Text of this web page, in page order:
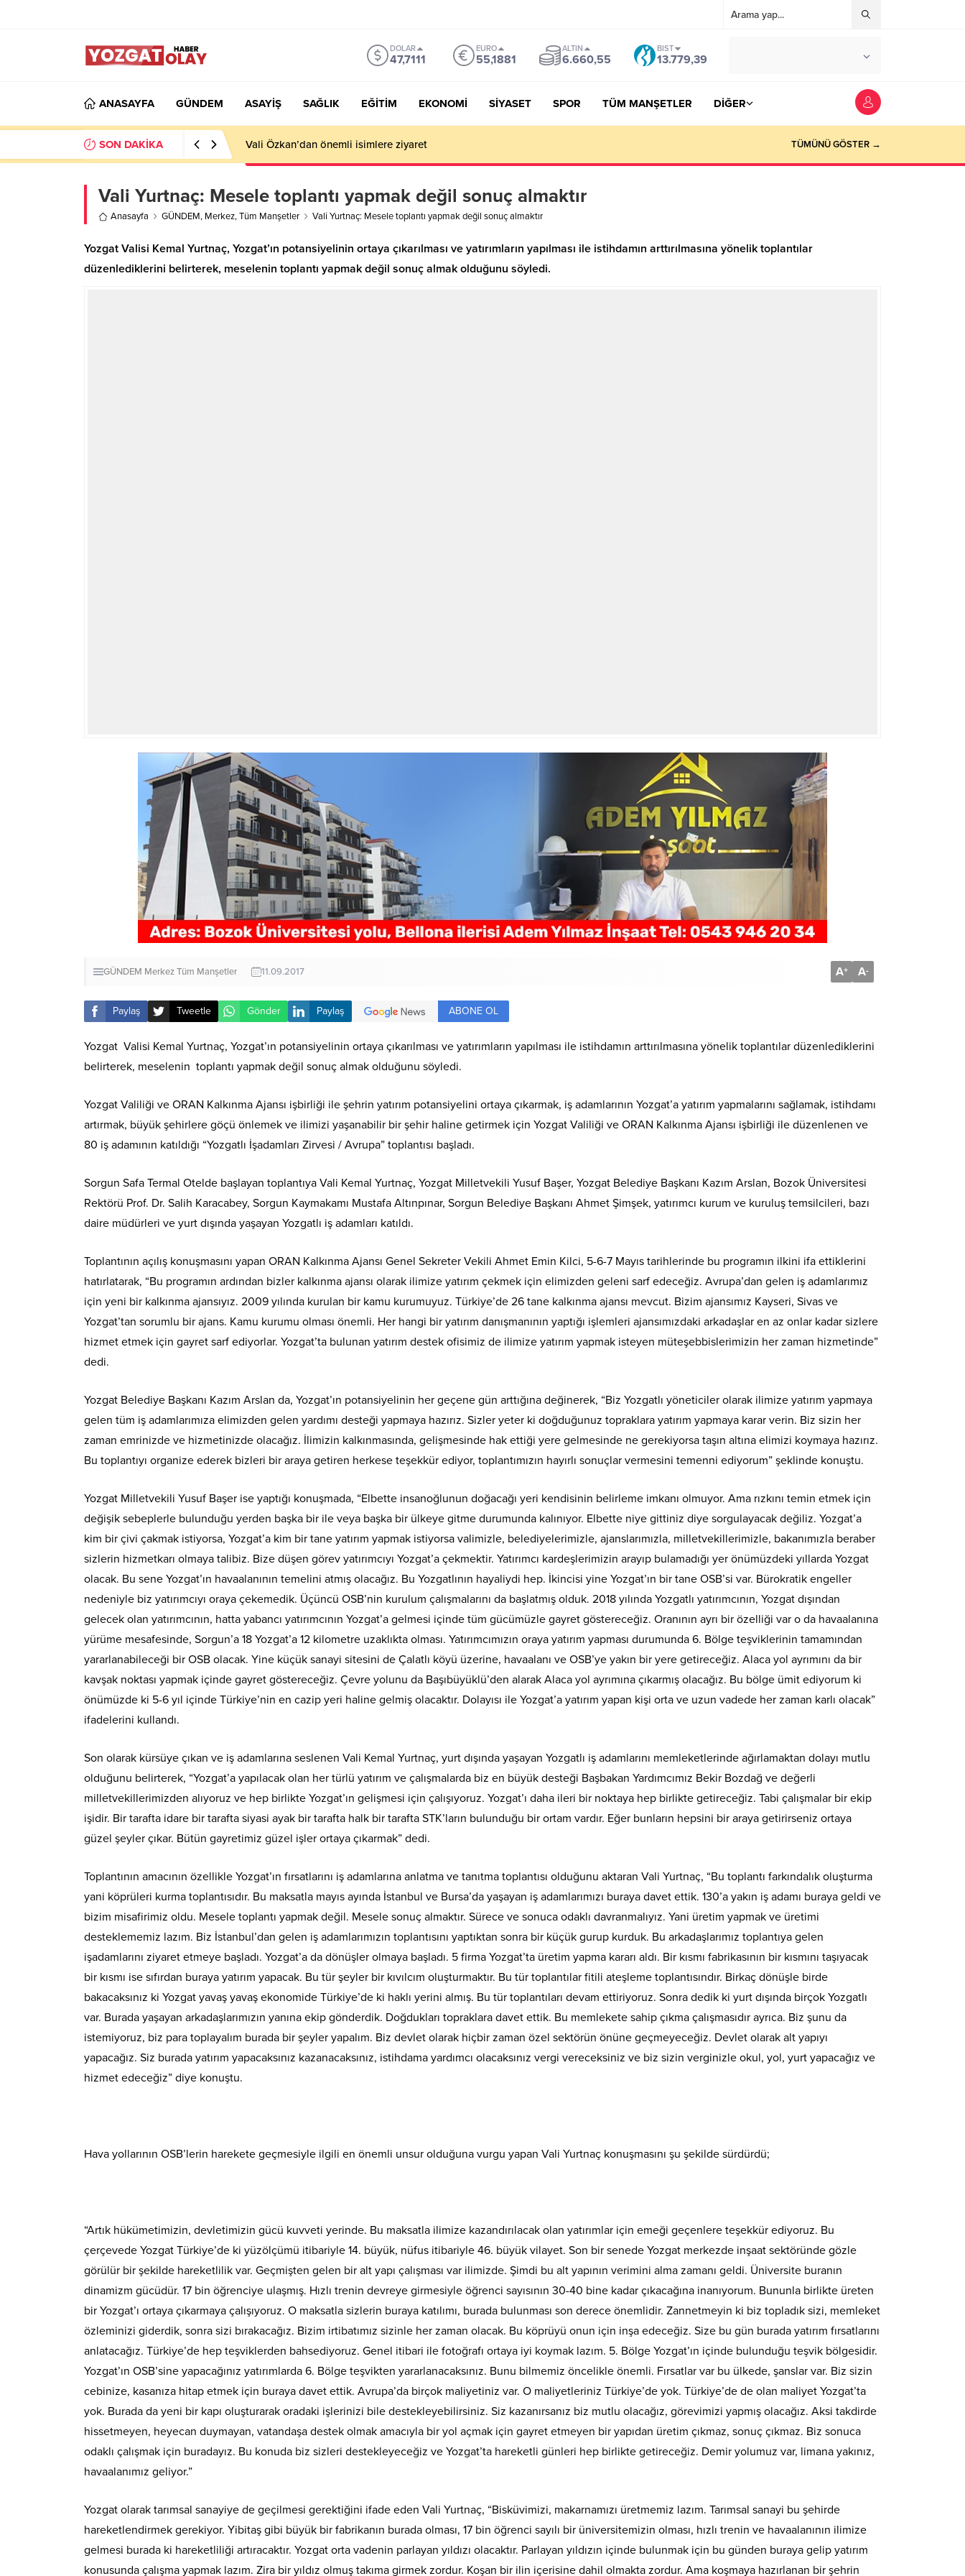
DOLAR
47,7111
EURO
55,1881
ALTIN
6.660,55
BIST
13.779,39
ANASAYFA GÜNDEM ASAYİŞ SAĞLIK EĞİTİM EKONOMİ SİYASET SPOR TÜM MANŞETLER DİĞER
SON DAKİKA Vali Özkan’dan önemli isimlere ziyaret TÜMÜNÜ GÖSTER →
Vali Yurtnaç: Mesele toplantı yapmak değil sonuç almaktır
Anasayfa GÜNDEM, Merkez,Tüm Manşetler Vali Yurtnaç: Mesele toplantı yapmak değil sonuç almaktır
Yozgat Valisi Kemal Yurtnaç, Yozgat’ın potansiyelinin ortaya çıkarılması ve yatırımların yapılması ile istihdamın arttırılmasına yönelik toplantılar
düzenlediklerini belirterek, meselenin toplantı yapmak değil sonuç almak olduğunu söyledi.
GÜNDEM MerkezTüm Manşetler 11.09.2017 A+ A-
Paylaş Tweetle Gönder Paylaş ABONE OL
Yozgat Valisi Kemal Yurtnaç, Yozgat’ın potansiyelinin ortaya çıkarılması ve yatırımların yapılması ile istihdamın arttırılmasına yönelik toplantılar düzenlediklerini
belirterek, meselenin toplantı yapmak değil sonuç almak olduğunu söyledi.
Yozgat Valiliği ve ORAN Kalkınma Ajansı işbirliği ile şehrin yatırım potansiyelini ortaya çıkarmak, iş adamlarının Yozgat’a yatırım yapmalarını sağlamak, istihdamı
artırmak, büyük şehirlere göçü önlemek ve ilimizi yaşanabilir bir şehir haline getirmek için Yozgat Valiliği ve ORAN Kalkınma Ajansı işbirliği ile düzenlenen ve
80 iş adamının katıldığı “Yozgatlı İşadamları Zirvesi / Avrupa” toplantısı başladı.
Sorgun Safa Termal Otelde başlayan toplantıya Vali Kemal Yurtnaç, Yozgat Milletvekili Yusuf Başer, Yozgat Belediye Başkanı Kazım Arslan, Bozok Üniversitesi
Rektörü Prof. Dr. Salih Karacabey, Sorgun Kaymakamı Mustafa Altınpınar, Sorgun Belediye Başkanı Ahmet Şimşek, yatırımcı kurum ve kuruluş temsilcileri, bazı
daire müdürleri ve yurt dışında yaşayan Yozgatlı iş adamları katıldı.
Toplantının açılış konuşmasını yapan ORAN Kalkınma Ajansı Genel Sekreter Vekili Ahmet Emin Kilci, 5-6-7 Mayıs tarihlerinde bu programın ilkini ifa ettiklerini
hatırlatarak, “Bu programın ardından bizler kalkınma ajansı olarak ilimize yatırım çekmek için elimizden geleni sarf edeceğiz. Avrupa’dan gelen iş adamlarımız
için yeni bir kalkınma ajansıyız. 2009 yılında kurulan bir kamu kurumuyuz. Türkiye’de 26 tane kalkınma ajansı mevcut. Bizim ajansımız Kayseri, Sivas ve
Yozgat’tan sorumlu bir ajans. Kamu kurumu olması önemli. Her hangi bir yatırım danışmanının yaptığı işlemleri ajansımızdaki arkadaşlar en az onlar kadar sizlere
hizmet etmek için gayret sarf ediyorlar. Yozgat’ta bulunan yatırım destek ofisimiz de ilimize yatırım yapmak isteyen müteşebbislerimizin her zaman hizmetinde”
dedi.
Yozgat Belediye Başkanı Kazım Arslan da, Yozgat’ın potansiyelinin her geçene gün arttığına değinerek, “Biz Yozgatlı yöneticiler olarak ilimize yatırım yapmaya
gelen tüm iş adamlarımıza elimizden gelen yardımı desteği yapmaya hazırız. Sizler yeter ki doğduğunuz topraklara yatırım yapmaya karar verin. Biz sizin her
zaman emrinizde ve hizmetinizde olacağız. İlimizin kalkınmasında, gelişmesinde hak ettiği yere gelmesinde ne gerekiyorsa taşın altına elimizi koymaya hazırız.
Bu toplantıyı organize ederek bizleri bir araya getiren herkese teşekkür ediyor, toplantımızın hayırlı sonuçlar vermesini temenni ediyorum” şeklinde konuştu.
Yozgat Milletvekili Yusuf Başer ise yaptığı konuşmada, “Elbette insanoğlunun doğacağı yeri kendisinin belirleme imkanı olmuyor. Ama rızkını temin etmek için
değişik sebeplerle bulunduğu yerden başka bir ile veya başka bir ülkeye gitme durumunda kalınıyor. Elbette niye gittiniz diye sorgulayacak değiliz. Yozgat’a
kim bir çivi çakmak istiyorsa, Yozgat’a kim bir tane yatırım yapmak istiyorsa valimizle, belediyelerimizle, ajanslarımızla, milletvekillerimizle, bakanımızla beraber
sizlerin hizmetkarı olmaya talibiz. Bize düşen görev yatırımcıyı Yozgat’a çekmektir. Yatırımcı kardeşlerimizin arayıp bulamadığı yer önümüzdeki yıllarda Yozgat
olacak. Bu sene Yozgat’ın havaalanının temelini atmış olacağız. Bu Yozgatlının hayaliydi hep. İkincisi yine Yozgat’ın bir tane OSB’si var. Bürokratik engeller
nedeniyle biz yatırımcıyı oraya çekemedik. Üçüncü OSB’nin kurulum çalışmalarını da başlatmış olduk. 2018 yılında Yozgatlı yatırımcının, Yozgat dışından
gelecek olan yatırımcının, hatta yabancı yatırımcının Yozgat’a gelmesi içinde tüm gücümüzle gayret göstereceğiz. Oranının ayrı bir özelliği var o da havaalanına
yürüme mesafesinde, Sorgun’a 18 Yozgat’a 12 kilometre uzaklıkta olması. Yatırımcımızın oraya yatırım yapması durumunda 6. Bölge teşviklerinin tamamından
yararlanabileceği bir OSB olacak. Yine küçük sanayi sitesini de Çalatlı köyü üzerine, havaalanı ve OSB’ye yakın bir yere getireceğiz. Alaca yol ayrımını da bir
kavşak noktası yapmak içinde gayret göstereceğiz. Çevre yolunu da Başıbüyüklü’den alarak Alaca yol ayrımına çıkarmış olacağız. Bu bölge ümit ediyorum ki
önümüzde ki 5-6 yıl içinde Türkiye’nin en cazip yeri haline gelmiş olacaktır. Dolayısı ile Yozgat’a yatırım yapan kişi orta ve uzun vadede her zaman karlı olacak”
ifadelerini kullandı.
Son olarak kürsüye çıkan ve iş adamlarına seslenen Vali Kemal Yurtnaç, yurt dışında yaşayan Yozgatlı iş adamlarını memleketlerinde ağırlamaktan dolayı mutlu
olduğunu belirterek, “Yozgat’a yapılacak olan her türlü yatırım ve çalışmalarda biz en büyük desteği Başbakan Yardımcımız Bekir Bozdağ ve değerli
milletvekillerimizden alıyoruz ve hep birlikte Yozgat’ın gelişmesi için çalışıyoruz. Yozgat’ı daha ileri bir noktaya hep birlikte getireceğiz. Tabi çalışmalar bir ekip
işidir. Bir tarafta idare bir tarafta siyasi ayak bir tarafta halk bir tarafta STK’ların bulunduğu bir ortam vardır. Eğer bunların hepsini bir araya getirirseniz ortaya
güzel şeyler çıkar. Bütün gayretimiz güzel işler ortaya çıkarmak” dedi.
Toplantının amacının özellikle Yozgat’ın fırsatlarını iş adamlarına anlatma ve tanıtma toplantısı olduğunu aktaran Vali Yurtnaç, “Bu toplantı farkındalık oluşturma
yani köprüleri kurma toplantısıdır. Bu maksatla mayıs ayında İstanbul ve Bursa’da yaşayan iş adamlarımızı buraya davet ettik. 130’a yakın iş adamı buraya geldi ve
bizim misafirimiz oldu. Mesele toplantı yapmak değil. Mesele sonuç almaktır. Sürece ve sonuca odaklı davranmalıyız. Yani üretim yapmak ve üretimi
desteklememiz lazım. Biz İstanbul’dan gelen iş adamlarımızın toplantısını yaptıktan sonra bir küçük gurup kurduk. Bu arkadaşlarımız toplantıya gelen
işadamlarını ziyaret etmeye başladı. Yozgat’a da dönüşler olmaya başladı. 5 firma Yozgat’ta üretim yapma kararı aldı. Bir kısmı fabrikasının bir kısmını taşıyacak
bir kısmı ise sıfırdan buraya yatırım yapacak. Bu tür şeyler bir kıvılcım oluşturmaktır. Bu tür toplantılar fitili ateşleme toplantısındır. Birkaç dönüşle birde
bakacaksınız ki Yozgat yavaş yavaş ekonomide Türkiye’de ki haklı yerini almış. Bu tür toplantıları devam ettiriyoruz. Sonra dedik ki yurt dışında birçok Yozgatlı
var. Burada yaşayan arkadaşlarımızın yanına ekip gönderdik. Doğdukları topraklara davet ettik. Bu memlekete sahip çıkma çalışmasıdır ayrıca. Biz şunu da
istemiyoruz, biz para toplayalım burada bir şeyler yapalım. Biz devlet olarak hiçbir zaman özel sektörün önüne geçmeyeceğiz. Devlet olarak alt yapıyı
yapacağız. Siz burada yatırım yapacaksınız kazanacaksınız, istihdama yardımcı olacaksınız vergi vereceksiniz ve biz sizin verginizle okul, yol, yurt yapacağız ve
hizmet edeceğiz” diye konuştu.
Hava yollarının OSB’lerin harekete geçmesiyle ilgili en önemli unsur olduğuna vurgu yapan Vali Yurtnaç konuşmasını şu şekilde sürdürdü;
“Artık hükümetimizin, devletimizin gücü kuvveti yerinde. Bu maksatla ilimize kazandırılacak olan yatırımlar için emeği geçenlere teşekkür ediyoruz. Bu
çerçevede Yozgat Türkiye’de ki yüzölçümü itibariyle 14. büyük, nüfus itibariyle 46. büyük vilayet. Son bir senede Yozgat merkezde inşaat sektöründe gözle
görülür bir şekilde hareketlilik var. Geçmişten gelen bir alt yapı çalışması var ilimizde. Şimdi bu alt yapının verimini alma zamanı geldi. Üniversite buranın
dinamizm gücüdür. 17 bin öğrenciye ulaşmış. Hızlı trenin devreye girmesiyle öğrenci sayısının 30-40 bine kadar çıkacağına inanıyorum. Bununla birlikte üreten
bir Yozgat’ı ortaya çıkarmaya çalışıyoruz. O maksatla sizlerin buraya katılımı, burada bulunması son derece önemlidir. Zannetmeyin ki biz topladık sizi, memleket
özleminizi giderdik, sonra sizi bırakacağız. Bizim irtibatımız sizinle her zaman olacak. Bu köprüyü onun için inşa edeceğiz. Size bu gün burada yatırım fırsatlarını
anlatacağız. Türkiye’de hep teşviklerden bahsediyoruz. Genel itibari ile fotoğrafı ortaya iyi koymak lazım. 5. Bölge Yozgat’ın içinde bulunduğu teşvik bölgesidir.
Yozgat’ın OSB’sine yapacağınız yatırımlarda 6. Bölge teşvikten yararlanacaksınız. Bunu bilmemiz öncelikle önemli. Fırsatlar var bu ülkede, şanslar var. Biz sizin
cebinize, kasanıza hitap etmek için buraya davet ettik. Avrupa’da birçok maliyetiniz var. O maliyetleriniz Türkiye’de yok. Türkiye’de de olan maliyet Yozgat’ta
yok. Burada da yeni bir kapı oluşturarak oradaki işlerinizi bile destekleyebilirsiniz. Siz kazanırsanız biz mutlu olacağız, görevimizi yapmış olacağız. Aksi takdirde
hissetmeyen, heyecan duymayan, vatandaşa destek olmak amacıyla bir yol açmak için gayret etmeyen bir yapıdan üretim çıkmaz, sonuç çıkmaz. Biz sonuca
odaklı çalışmak için buradayız. Bu konuda biz sizleri destekleyeceğiz ve Yozgat’ta hareketli günleri hep birlikte getireceğiz. Demir yolumuz var, limana yakınız,
havaalanımız geliyor.”
Yozgat olarak tarımsal sanayiye de geçilmesi gerektiğini ifade eden Vali Yurtnaç, “Bisküvimizi, makarnamızı üretmemiz lazım. Tarımsal sanayi bu şehirde
hareketlendirmek gerekiyor. Yibitaş gibi büyük bir fabrikanın burada olması, 17 bin öğrenci sayılı bir üniversitemizin olması, hızlı trenin ve havaalanının ilimize
gelmesi burada ki hareketliliği artıracaktır. Yozgat orta vadenin parlayan yıldızı olacaktır. Parlayan yıldızın içinde bulunmak için bu günden buraya gelip yatırım
konusunda çalışma yapmak lazım. Zira bir yıldız olmuş takıma girmek zordur. Koşan bir ilin içerisine dahil olmakta zordur. Ama koşmaya hazırlanan bir şehrin